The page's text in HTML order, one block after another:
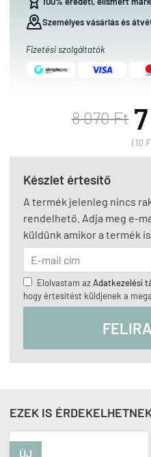
Személyes vásárlás és
Fizetési szolgáltatók
8 070 Ft
(10
Készlet értesítő
A termék jelenleg nincs
rendelhető. Adja meg e-
küldünk amikor a termék
Elolvastam azAdatkezelési
hogy értesítést küldjenek a
EZEK IS